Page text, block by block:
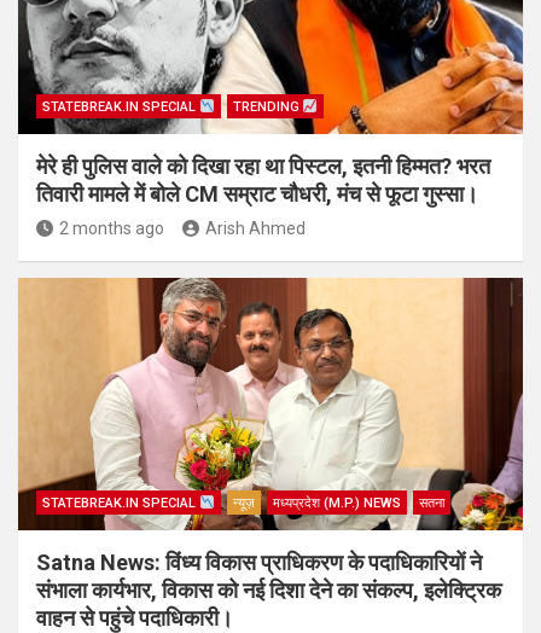
STATEBREAK.IN SPECIAL TRENDING
मेरे ही पुलिस वाले को दिखा रहा था पिस्टल, इतनी हिम्मत? भरत
तिवारी मामले में बोले CM सम्राट चौधरी, मंच से फूटा गुस्सा।
2 months ago Arish Ahmed
STATEBREAK.IN SPECIAL न्यूज़ मध्यप्रदेश (M.P.) NEWS सतना
Satna News: विंध्य विकास प्राधिकरण के पदाधिकारियों ने
संभाला कार्यभार, विकास को नई दिशा देने का संकल्प, इलेक्ट्रिक
वाहन से पहुंचे पदाधिकारी।